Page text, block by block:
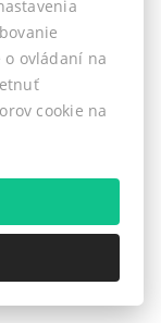
je
ovládaní na
cookie na